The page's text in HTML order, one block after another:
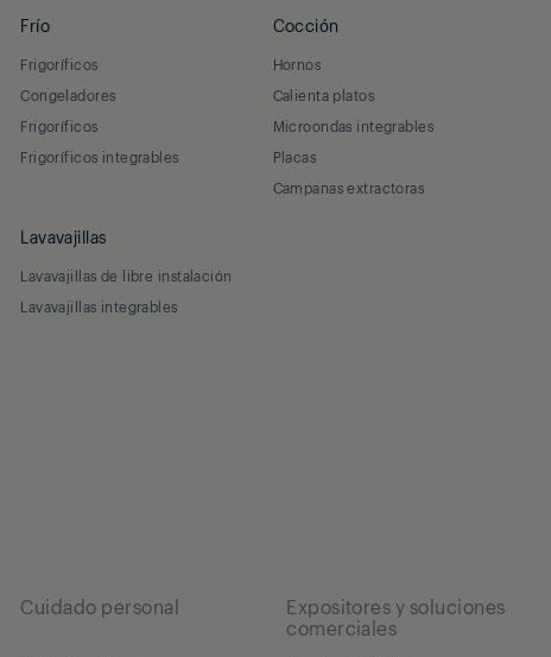
Frío
Frigoríficos
Congeladores
Frigoríficos
Frigoríficos integrables
Cocción
Hornos
Calienta platos
Microondas integrables
Placas
Campanas extractoras
Lavavajillas
Lavavajillas de libre instalación
Lavavajillas integrables
Cuidado personal
Expositores y soluciones
comerciales